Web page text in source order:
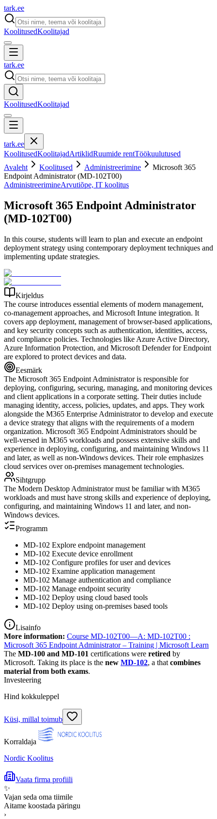
tark.ee
KoolitusedKoolitajad
tark.ee
KoolitusedKoolitajad
tark.ee
KoolitusedKoolitajadArtiklidRuumide rentTöökuulutused
Avaleht
Koolitused Administreerimine
Microsoft 365
Endpoint Administrator (MD-102T00)
AdministreerimineArvutiõpe, IT koolitus
Microsoft 365 Endpoint Administrator
(MD-102T00)
In this course, students will learn to plan and execute an endpoint
deployment strategy using contemporary deployment techniques and
implementing update strategies.
Kirjeldus
The course introduces essential elements of modern management,
co-management approaches, and Microsoft Intune integration. It
covers app deployment, management of browser-based applications,
and key security concepts such as authentication, identities, access,
and compliance policies. Technologies like Azure Active Directory,
Azure Information Protection, and Microsoft Defender for Endpoint
are explored to protect devices and data.
Eesmärk
The Microsoft 365 Endpoint Administrator is responsible for
deploying, configuring, securing, managing, and monitoring devices
and client applications in a corporate setting. Their duties include
managing identity, access, policies, updates, and apps. They work
alongside the M365 Enterprise Administrator to develop and execute
a device strategy that aligns with the requirements of a modern
organization. Microsoft 365 Endpoint Administrators should be
well-versed in M365 workloads and possess extensive skills and
experience in deploying, configuring, and maintaining Windows 11
and later, as well as non-Windows devices. Their role emphasizes
cloud services over on-premises management technologies.
Sihtgrupp
The Modern Desktop Administrator must be familiar with M365
workloads and must have strong skills and experience of deploying,
configuring, and maintaining Windows 11 and later, and non-
Windows devices.
Programm
MD-102 Explore endpoint management
MD-102 Execute device enrollment
MD-102 Configure profiles for user and devices
MD-102 Examine application management
MD-102 Manage authentication and compliance
MD-102 Manage endpoint security
MD-102 Deploy using cloud based tools
MD-102 Deploy using on-premises based tools
Lisainfo
More information: Course MD-102T00—A: MD-102T00 :
Microsoft 365 Endpoint Administrator – Training | Microsoft Learn
The MD-100 and MD-101 certifications were retired by
Microsoft. Taking its place is the new MD-102, a that combines
material from both exams.
Investeering
Hind kokkuleppel
Küsi, millal toimub
Korraldaja
Nordic Koolitus
Vaata firma profiili
✨
Vajan seda oma tiimile
Aitame koostada päringu
›